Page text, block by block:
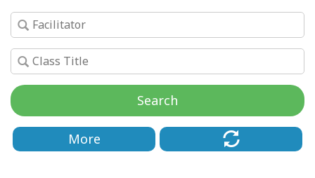
Регионы
Классы
Фасилитаторы
Shop
Search
More